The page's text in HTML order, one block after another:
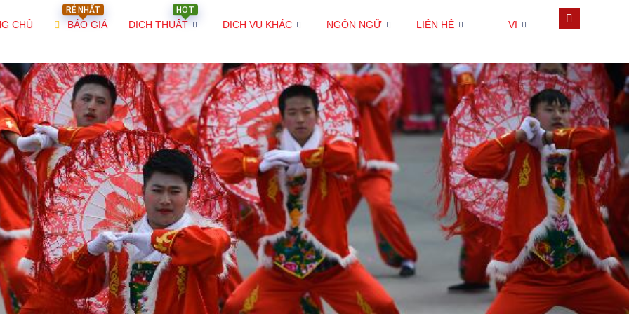
CHỦ
RẺ NHẤT
BÁO GIÁ
HOT
DỊCH THUẬT DỊCH VỤ KHÁC NGÔN NGỮ LIÊN HỆ VI